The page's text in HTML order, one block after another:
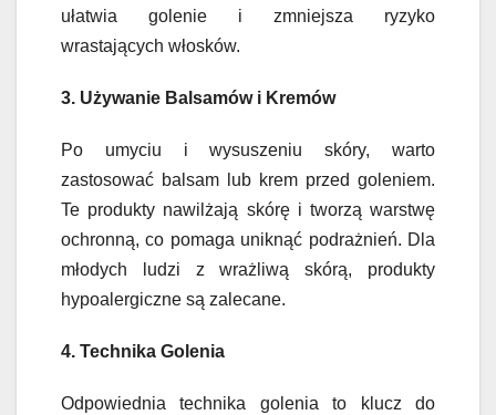
ułatwia golenie i zmniejsza ryzyko
wrastających włosków.
3. Używanie Balsamów i Kremów
Po umyciu i wysuszeniu skóry, warto
zastosować balsam lub krem przed goleniem.
Te produkty nawilżają skórę i tworzą warstwę
ochronną, co pomaga uniknąć podrażnień. Dla
młodych ludzi z wrażliwą skórą, produkty
hypoalergiczne są zalecane.
4. Technika Golenia
Odpowiednia technika golenia to klucz do